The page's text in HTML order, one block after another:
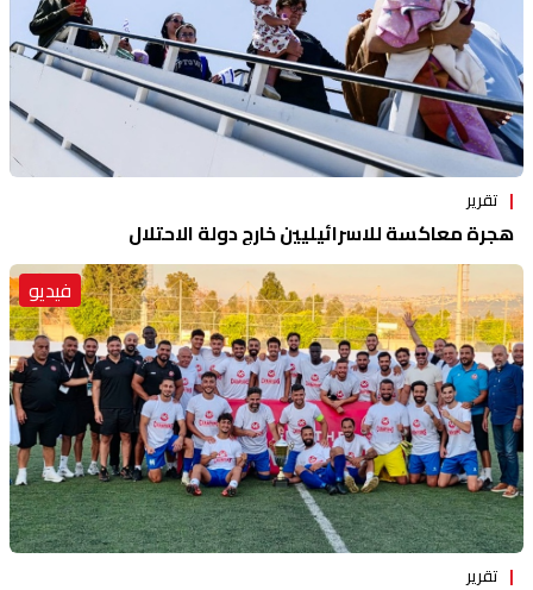
تقرير
هجرة معاكسة للاسرائيليين خارج دولة الاحتلال
فيديو
تقرير